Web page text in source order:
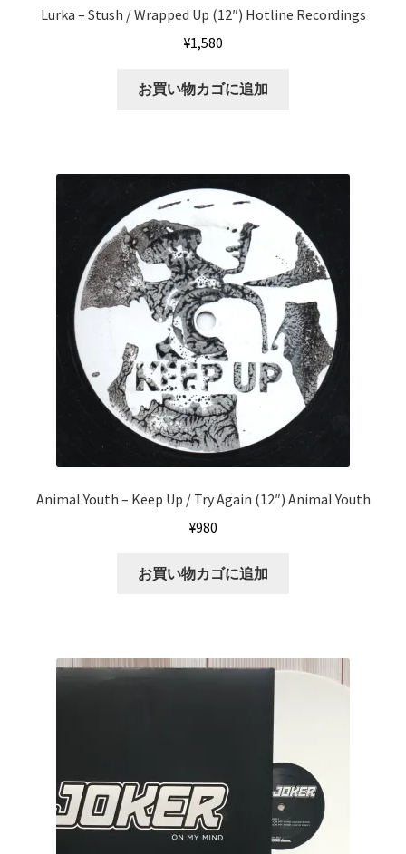
Lurka ‎– Stush / Wrapped Up (12″) Hotline Recordings
¥1,580
お買い物カゴに追加
Animal Youth ‎– Keep Up / Try Again (12″) Animal Youth
¥980
お買い物カゴに追加